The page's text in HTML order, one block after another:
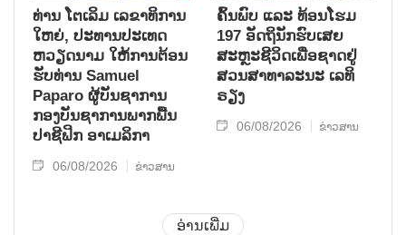
ທ່ານ ໂຕ​ເລິມ ເລ​ຂາ​ທິ​ການ​
ໃຫຍ່, ປະ​ທານ​ປະ​ເທດ ​
ຫວຽດ​ນາມ ໃຫ້​ການ​ຕ້ອນ​
ຮັບ​ທ່ານ Samuel
Paparo ຜູ້​ບັນ​ຊາ​ການ
ກອງ​ບັນ​ຊາ​ການພາກ​ພື້ນ​
ປາ​ຊີ​ຟິກ ອາ​ເມ​ລິ​ກາ
06/08/2026 ຂ່າວສານ
ຄົ້ນ​ພົບ ແລະ ທ້ອນ​ໂຮມ
197 ອັດ​ຖິ​ນັກ​ຮົບ​ເສຍ​
ສະຫຼະ​ຊີ​ວິດ​ເພື່ອ​ຊາດ​ຢູ່​
ສວນ​ສາ​ທາ​ລະ​ນະ ເລ​ທິ​
ຣຽງ
06/08/2026 ຂ່າວສານ
ອ່ານເພີ່ມ